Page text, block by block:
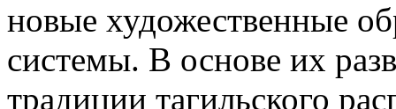
новые художественные
системы. В основе их
традиции тагильского